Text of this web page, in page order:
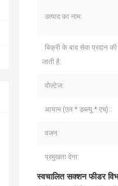
उत्पाद का नाम:
बिक्री के बाद सेवा प्रदान की
जाती है:
वोल्टेज:
आयाम (एल * डब्ल्यू * एच)::
वजन:
प्रमुखता देना:
स्वचालित सक्शन फीडर